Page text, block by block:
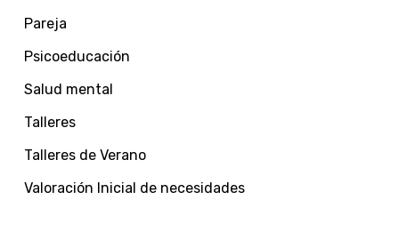
Pareja
Psicoeducación
Salud mental
Talleres
Talleres de Verano
Valoración Inicial de necesidades